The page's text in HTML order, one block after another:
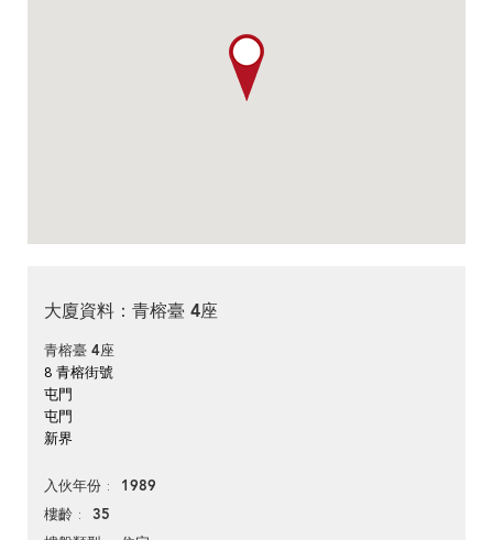
大廈資料：青榕臺 4座
青榕臺 4座
8 青榕街號
屯門
屯門
新界
入伙年份 1989
樓齡 35